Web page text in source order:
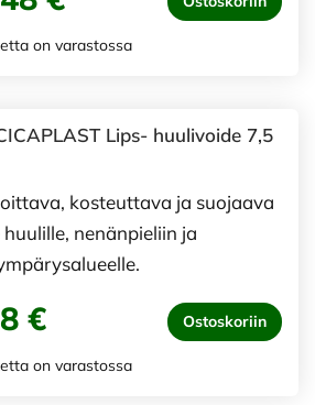
on varastossa
Lips- huulivoide 7,5
kosteuttava ja suojaava
nenänpieliin ja
€ Ostoskoriin
on varastossa